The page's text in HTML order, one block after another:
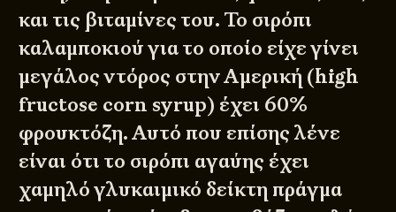
και τις βιταμίνες του. Το σιρόπι
καλαμποκιού για το οποίο είχε γίνει
μεγάλος ντόρος στην Αμερική (high
fructose corn syrup) έχει 60%
φρουκτόζη. Αυτό που επίσης λένε
είναι ότι το σιρόπι αγαύης έχει
χαμηλό γλυκαιμικό δείκτη πράγμα